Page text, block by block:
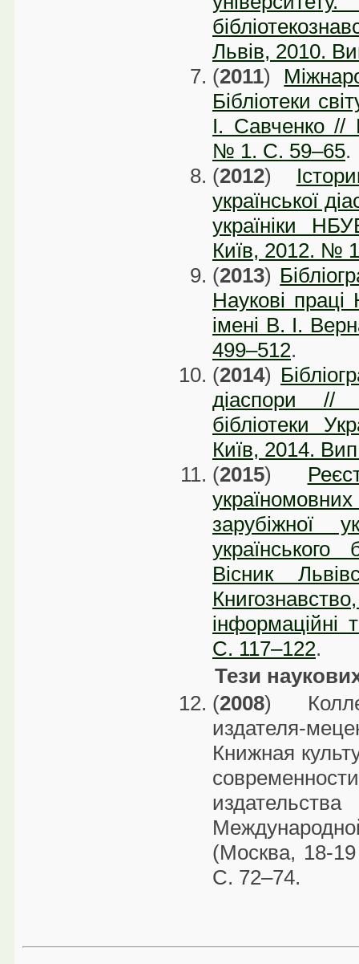
Львів, 2010.
(2011)
Бібліотеки
І. Савченко //
№ 1. С. 59–65.
(2012)
української
україніки
Київ, 2012. №
(2013)
Наукові праці
імені В. І.
499–512.
(2014)
діаспори //
бібліотеки
Київ, 2014.
(2015)
зарубіжної
українського
Вісник
інформаційні
С. 117–122.
Тези
(2008)
издателя-
Книжная
(Москва, 18-
С. 72–74.